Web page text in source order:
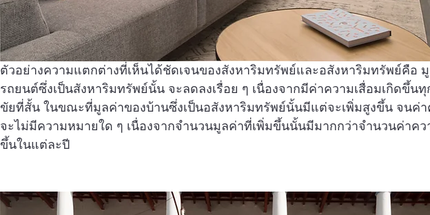
ตัวอย่างความแตกต่างที่เห็นได้ชัดเจนของสังหาริมทรัพย์และอสังหาริมทรัพย์คือ
รถยนต์ซึ่งเป็นสังหาริมทรัพย์นั้น จะลดลงเรื่อย ๆ เนื่องจากมีค่าความเสื่อมเกิดขึ้น
ขัยที่สั้น ในขณะที่มูลค่าของบ้านซึ่งเป็นอสังหาริมทรัพย์นั้นมีแต่จะเพิ่มสูงขึ้น จนค่
จะไม่มีความหมายใด ๆ เนื่องจากจำนวนมูลค่าที่เพิ่มขึ้นนั้นมีมากกว่าจำนวนค่าคว
ขึ้นในแต่ละปี